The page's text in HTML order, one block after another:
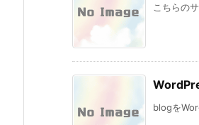
こちらの
blogを